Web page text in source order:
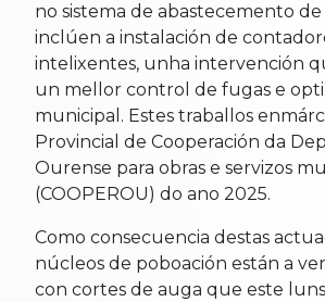
no sistema de abastecemento
inclúen a instalación de
intelixentes, unha intervención
un mellor control de fugas e
municipal. Estes traballos
Provincial de Cooperación da
Ourense para obras e servizos
(COOPEROU) do ano 2025.
Como consecuencia destas
núcleos de poboación están a
con cortes de auga que este